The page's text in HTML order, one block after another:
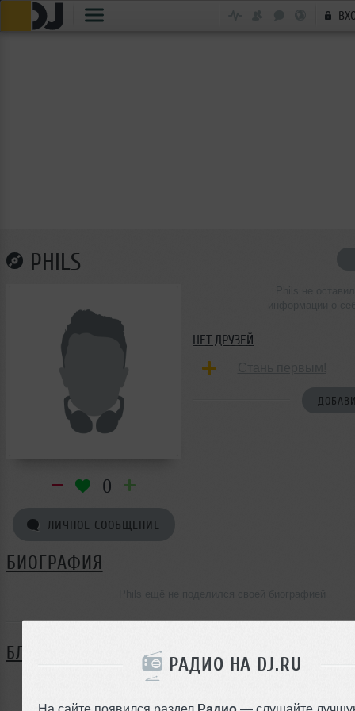
РАДИО НА DJ.RU
На сайте появился раздел Радио — слушайте
PHILS
0
ЛИЧНОЕ СООБЩЕНИЕ
НЕТ ДРУЗЕЙ
БИОГРАФИЯ
БЛОГ